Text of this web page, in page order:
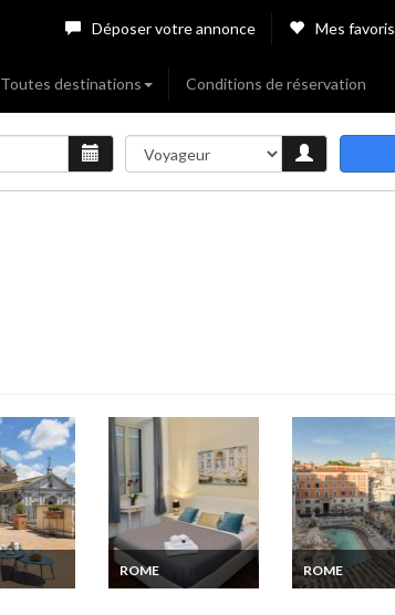
Déposer votre annonce Mes favoris
Toutes destinations Conditions de réservation
ROME
Location
ROME
Location